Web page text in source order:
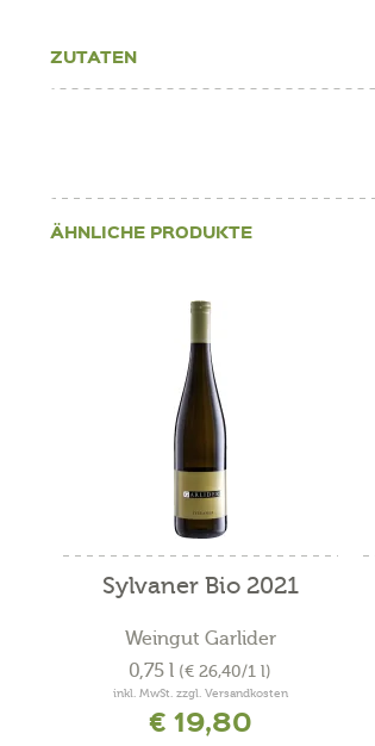
ZUTATEN
ÄHNLICHE PRODUKTE
Sylvaner Bio 2021
Weingut Garlider
0,75 l (€ 26,40/1 l)
inkl. MwSt. zzgl. Versandkosten
€ 19,80